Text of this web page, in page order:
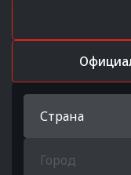
Страна
Город